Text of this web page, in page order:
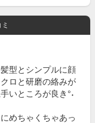
型とシンプルに顔
ロと研磨の絡みが
いところが良き°˖
めちゃくちゃあっ